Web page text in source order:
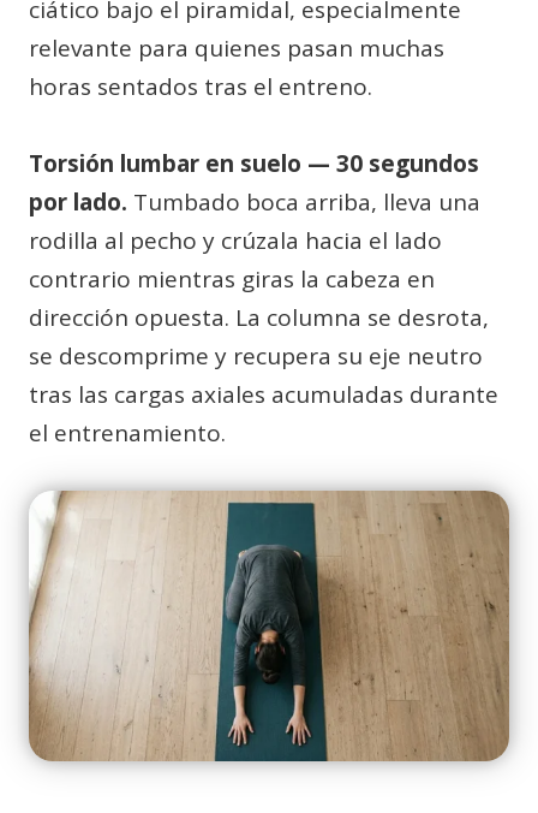
ciático bajo el piramidal, especialmente
relevante para quienes pasan muchas
horas sentados tras el entreno.
Torsión lumbar en suelo — 30 segundos
por lado. Tumbado boca arriba, lleva una
rodilla al pecho y crúzala hacia el lado
contrario mientras giras la cabeza en
dirección opuesta. La columna se desrota,
se descomprime y recupera su eje neutro
tras las cargas axiales acumuladas durante
el entrenamiento.